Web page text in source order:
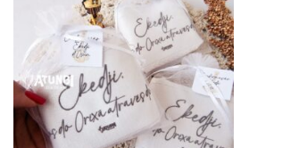
Add to
wishlist